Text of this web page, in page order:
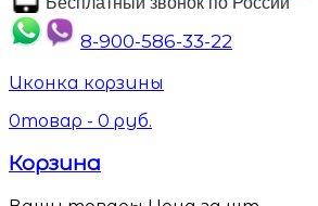
8-900-586-33-22
Иконка корзины
0товар - 0 руб.
Корзина